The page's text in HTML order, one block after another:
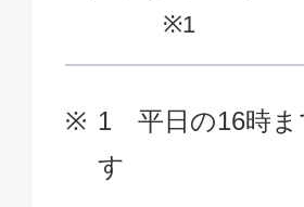
※1
1 平日の16時ま
す